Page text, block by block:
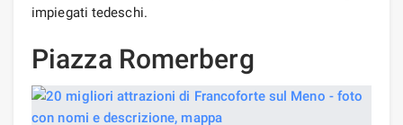
impiegati tedeschi.
Piazza Romerberg